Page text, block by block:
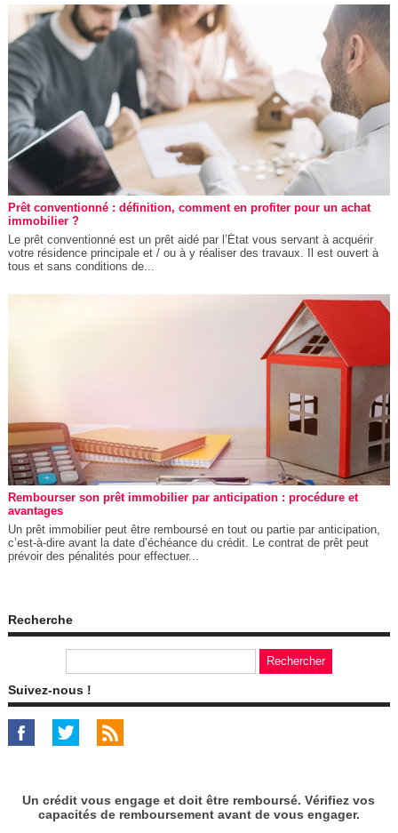
Prêt conventionné : définition, comment en profiter pour un achat
immobilier ?
Le prêt conventionné est un prêt aidé par l’État vous servant à acquérir
votre résidence principale et / ou à y réaliser des travaux. Il est ouvert à
tous et sans conditions de...
Rembourser son prêt immobilier par anticipation : procédure et
avantages
Un prêt immobilier peut être remboursé en tout ou partie par anticipation,
c’est-à-dire avant la date d’échéance du crédit. Le contrat de prêt peut
prévoir des pénalités pour effectuer...
Recherche
Suivez-nous !
Un crédit vous engage et doit être remboursé. Vérifiez vos
capacités de remboursement avant de vous engager.